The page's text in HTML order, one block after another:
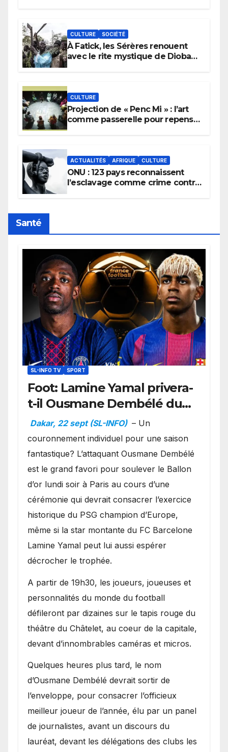
CULTURE SOCIÉTÉ
À Fatick, les Sérères renouent
avec le rite mystique de Diobaye
CULTURE
Projection de « Penc Mi » : l’art
comme passerelle pour repenser
ACTUALITÉS AFRIQUE CULTURE
ONU : 123 pays reconnaissent
l’esclavage comme crime contre
Santé
SL-INFO TV SPORT
Foot: Lamine Yamal privera-
t-il Ousmane Dembélé du
Ballon d’or ?
Dakar, 22 sept (SL-INFO) – Un
couronnement individuel pour une saison
fantastique? L’attaquant Ousmane Dembélé
est le grand favori pour soulever le Ballon
d’or lundi soir à Paris au cours d’une
cérémonie qui devrait consacrer l’exercice
historique du PSG champion d’Europe,
même si la star montante du FC Barcelone
Lamine Yamal peut lui aussi espérer
décrocher le trophée.
A partir de 19h30, les joueurs, joueuses et
personnalités du monde du football
défileront par dizaines sur le tapis rouge du
théâtre du Châtelet, au coeur de la capitale,
devant d’innombrables caméras et micros.
Quelques heures plus tard, le nom
d’Ousmane Dembélé devrait sortir de
l’enveloppe, pour consacrer l’officieux
meilleur joueur de l’année, élu par un panel
de journalistes, avant un discours du
lauréat, devant les délégations des clubs les